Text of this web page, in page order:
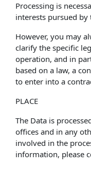
Processing is
interests pursued
However, you may
clarify the specific
operation, and in
based on a law, a
to enter into a
PLACE
The Data is
offices and in any
involved in the
information, please